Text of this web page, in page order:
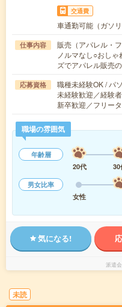
交通費
車通勤可能（ガソリ
仕事内容
販売（アパレル・
ノルマなし○おし
ズでアパレル販売
応募資格
職種未経験OK / パ
未経験歓迎／経験
新卒歓迎／フリー
職場の雰囲気
年齢層
20代
30
男女比率
女性
気になる!
派遣
未読